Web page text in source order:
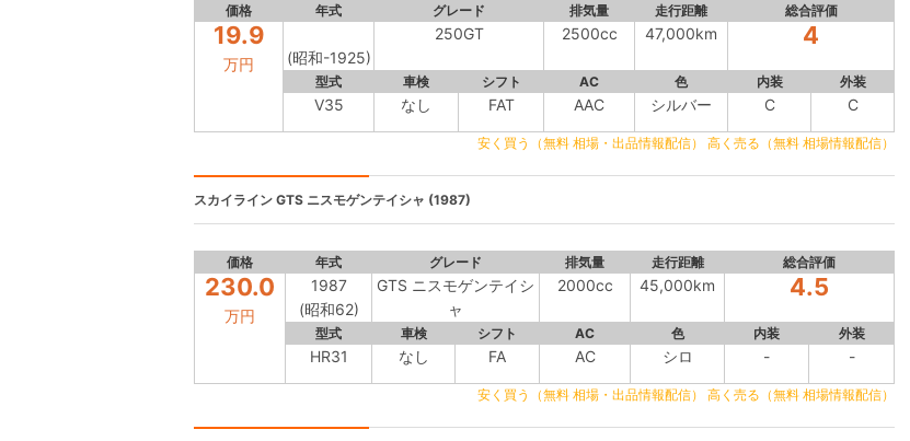
価格 年式 グレード 排気量 走行距離 総合評価
19.9
万円 (昭和-1925)
250GT 2500cc 47,000km 4
型式 車検 シフト AC 色 内装 外装
V35 なし FAT AAC シルバー C C
安く買う（無料 相場・出品情報配信） 高く売る（無料 相場情報配信）
スカイライン GTS ニスモゲンテイシャ (1987)
価格 年式 グレード 排気量 走行距離 総合評価
230.0
万円
1987
(昭和62)
GTS ニスモゲンテイシ
ャ
2000cc 45,000km 4.5
型式 車検 シフト AC 色 内装 外装
HR31 なし FA AC シロ - -
安く買う（無料 相場・出品情報配信） 高く売る（無料 相場情報配信）